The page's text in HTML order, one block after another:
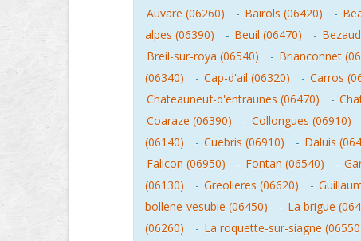
Auvare (06260)
- Bairols (06420) -
alpes (06390)
- Beuil (06470) -
Breil-sur-roya (06540)
- Brianconnet
(06340)
- Cap-d'ail (06320) - Carros
Chateauneuf-d'entraunes (06470)
-
Coaraze (06390)
- Collongues (06910)
(06140)
- Cuebris (06910) - Daluis
Falicon (06950)
- Fontan (06540) -
(06130)
- Greolieres (06620) -
bollene-vesubie (06450)
- La brigue
(06260)
- La roquette-sur-siagne